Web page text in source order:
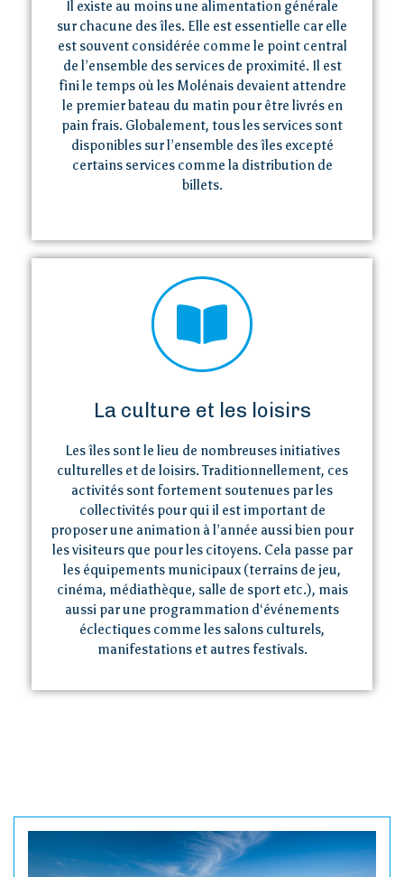
Actions de l’AIP
Presse
Il existe au moins une alimentation générale
sur chacune des îles. Elle est essentielle car elle
est souvent considérée comme le point central
de l’ensemble des services de proximité. Il est
fini le temps où les Molénais devaient attendre
le premier bateau du matin pour être livrés en
pain frais. Globalement, tous les services sont
disponibles sur l’ensemble des îles excepté
certains services comme la distribution de
billets.
La culture et les loisirs
Les îles sont le lieu de nombreuses initiatives
culturelles et de loisirs. Traditionnellement, ces
activités sont fortement soutenues par les
collectivités pour qui il est important de
proposer une animation à l’année aussi bien pour
les visiteurs que pour les citoyens. Cela passe par
les équipements municipaux (terrains de jeu,
cinéma, médiathèque, salle de sport etc.), mais
aussi par une programmation d‘événements
éclectiques comme les salons culturels,
manifestations et autres festivals.